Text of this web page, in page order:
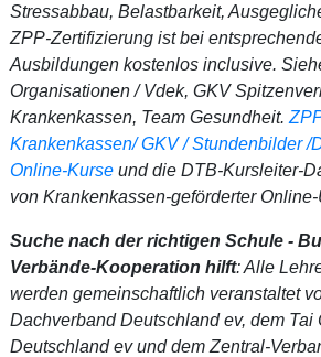
Stressabbau, Belastbarkeit,
ZPP-Zertifizierung ist bei
Ausbildungen kostenlos inclusive.
Organisationen / Vdek, GKV
Krankenkassen, Team Gesundheit.
Krankenkassen/ GKV / Stundenbilder /
Online-Kurse und die DTB-Kursleiter-
von Krankenkassen-geförderter
Suche nach der richtigen Schule -
Verbände-Kooperation hilft: Alle
werden gemeinschaftlich veranstaltet
Dachverband Deutschland ev, dem Tai
Deutschland ev und dem Zentral-